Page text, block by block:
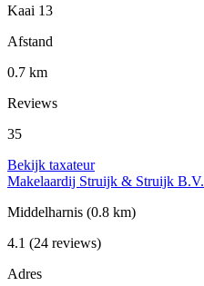
Kaai 13
Afstand
0.7 km
Reviews
35
Bekijk taxateur
Makelaardij Struijk & Struijk B.V.
Middelharnis (0.8 km)
4.1 (24 reviews)
Adres